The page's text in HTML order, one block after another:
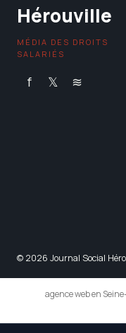
Hérouville
MÉDIA DES DROITS
SALARIÉS
f 𝕏 ≋
© 2026 Journal Social
agence web en